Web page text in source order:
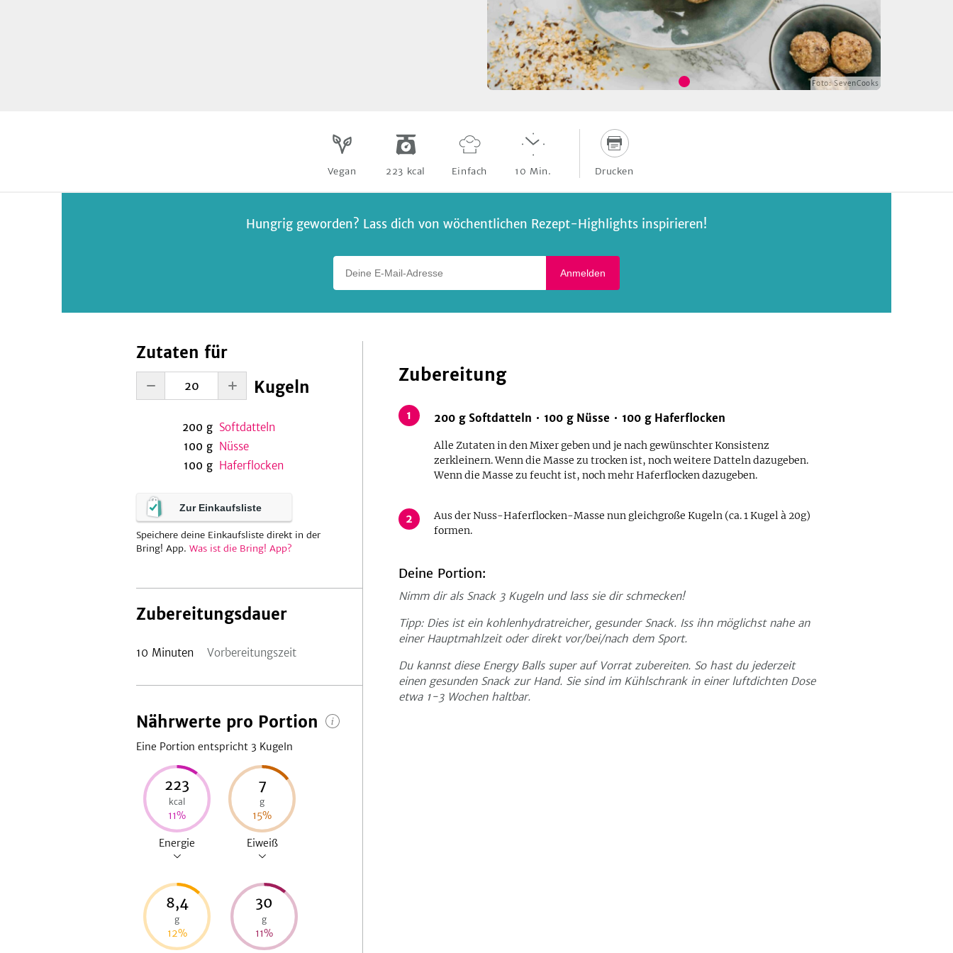
Foto:SevenCooks
Vegan 223 kcal Einfach 10 Min. Drucken
Hungrig geworden? Lass dich von wöchentlichen Rezept-Highlights inspirieren!
Anmelden
Zutaten für
Kugeln
200 g Softdatteln
100 g Nüsse
100 g Haferflocken
Zur Einkaufsliste
Speichere deine Einkaufsliste direkt in der
Bring! App. Was ist die Bring! App?
Zubereitungsdauer
10 Minuten Vorbereitungszeit
Nährwerte pro Portion
Eine Portion entspricht 3 Kugeln
223
kcal
11%
Energie
7
g
15%
Eiweiß
8,4
g
12%
30
g
11%
Zubereitung
1 200 g Softdatteln 100 g Nüsse 100 g Haferflocken
Alle Zutaten in den Mixer geben und je nach gewünschter Konsistenz
zerkleinern. Wenn die Masse zu trocken ist, noch weitere Datteln dazugeben.
Wenn die Masse zu feucht ist, noch mehr Haferflocken dazugeben.
2
Aus der Nuss-Haferflocken-Masse nun gleichgroße Kugeln (ca. 1 Kugel à 20g)
formen.
Deine Portion:
Nimm dir als Snack 3 Kugeln und lass sie dir schmecken!
Tipp: Dies ist ein kohlenhydratreicher, gesunder Snack. Iss ihn möglichst nahe an
einer Hauptmahlzeit oder direkt vor/bei/nach dem Sport.
Du kannst diese Energy Balls super auf Vorrat zubereiten. So hast du jederzeit
einen gesunden Snack zur Hand. Sie sind im Kühlschrank in einer luftdichten Dose
etwa 1-3 Wochen haltbar.